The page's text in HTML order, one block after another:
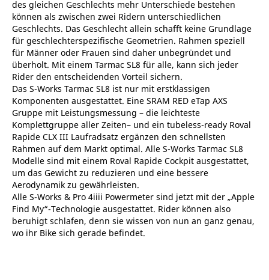
des gleichen Geschlechts mehr Unterschiede bestehen
können als zwischen zwei Ridern unterschiedlichen
Geschlechts. Das Geschlecht allein schafft keine Grundlage
für geschlechterspezifische Geometrien. Rahmen speziell
für Männer oder Frauen sind daher unbegründet und
überholt. Mit einem Tarmac SL8 für alle, kann sich jeder
Rider den entscheidenden Vorteil sichern.
Das S-Works Tarmac SL8 ist nur mit erstklassigen
Komponenten ausgestattet. Eine SRAM RED eTap AXS
Gruppe mit Leistungsmessung – die leichteste
Komplettgruppe aller Zeiten– und ein tubeless-ready Roval
Rapide CLX III Laufradsatz ergänzen den schnellsten
Rahmen auf dem Markt optimal. Alle S-Works Tarmac SL8
Modelle sind mit einem Roval Rapide Cockpit ausgestattet,
um das Gewicht zu reduzieren und eine bessere
Aerodynamik zu gewährleisten.
Alle S-Works & Pro 4iiii Powermeter sind jetzt mit der „Apple
Find My“-Technologie ausgestattet. Rider können also
beruhigt schlafen, denn sie wissen von nun an ganz genau,
wo ihr Bike sich gerade befindet.